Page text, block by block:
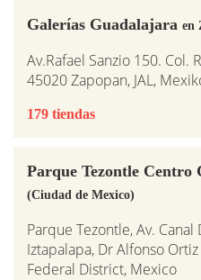
Galerías Guadalajara en
Av.Rafael Sanzio 150. Col.
45020 Zapopan, JAL,
179 tiendas
Parque Tezontle Centro
(Ciudad de Mexico)
Parque Tezontle, Av.
Iztapalapa, Dr Alfonso
Federal District, Mexico